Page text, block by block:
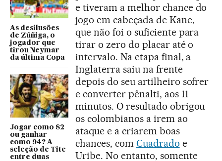
As desilusões
de Zúñiga, o
jogador que
tirou Neymar
da última Copa
Jogar como 82
ou ganhar
como 94? A
seleção de Tite
entre duas
e tiveram a melhor chance do
jogo em cabeçada de Kane,
que não foi o suficiente para
tirar o zero do placar até o
intervalo. Na etapa final, a
Inglaterra saiu na frente
depois do seu artilheiro sofrer
e converter pênalti, aos 11
minutos. O resultado obrigou
os colombianos a irem ao
ataque e a criarem boas
chances, com Cuadrado e
Uribe. No entanto, somente